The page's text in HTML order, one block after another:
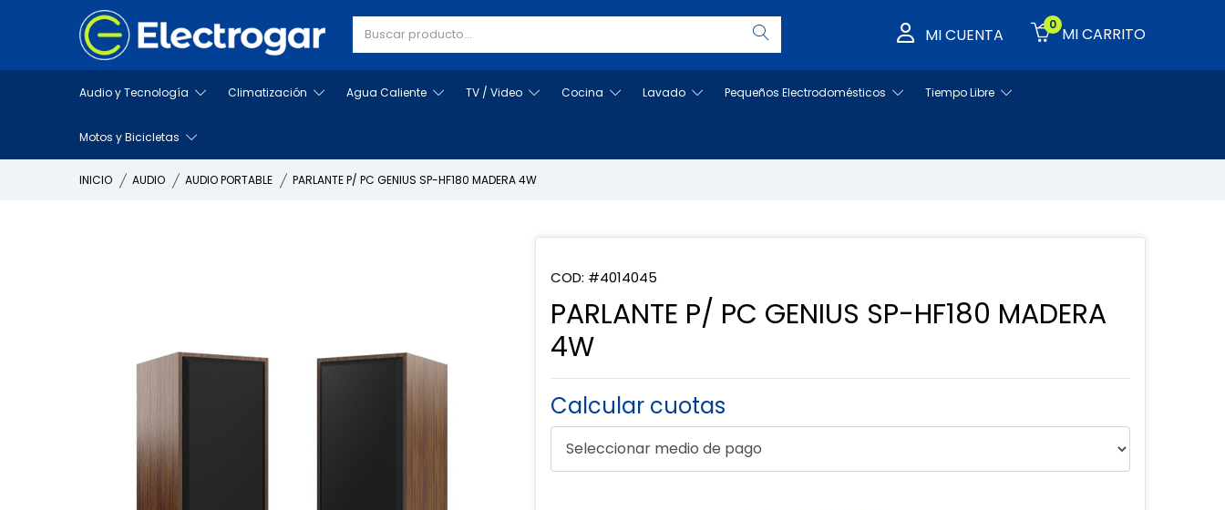
MI CUENTA 0 MI CARRITO
Audio y Tecnología Climatización Agua Caliente TV / Video Cocina Lavado Pequeños Electrodomésticos Tiempo Libre
Motos y Bicicletas
INICIO AUDIO AUDIO PORTABLE PARLANTE P/ PC GENIUS SP-HF180 MADERA 4W
COD: #4014045
PARLANTE P/ PC GENIUS SP-HF180 MADERA
4W
Calcular cuotas